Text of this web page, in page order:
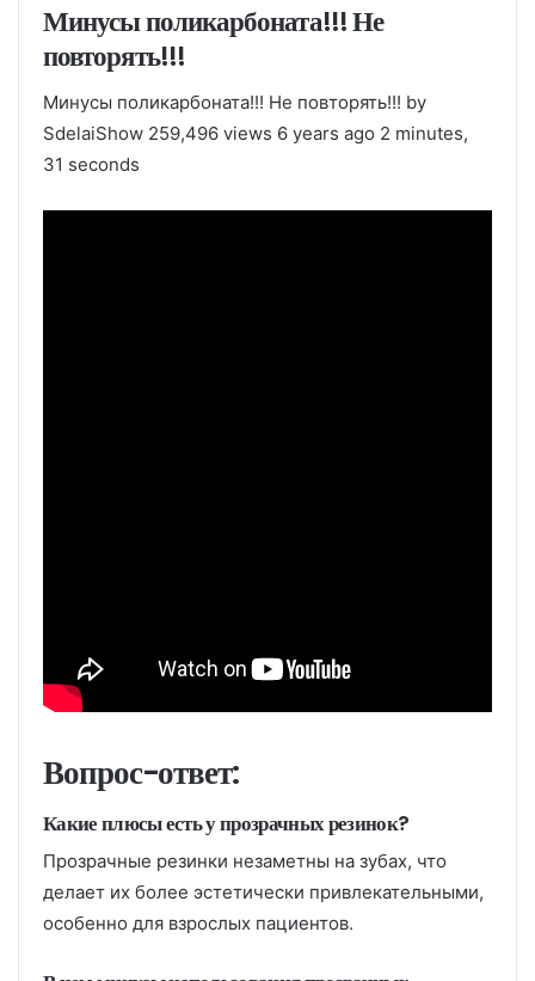
Минусы поликарбоната!!! Не
повторять!!!
Минусы поликарбоната!!! Не повторять!!! by
SdelaiShow 259,496 views 6 years ago 2 minutes,
31 seconds
Вопрос-ответ:
Какие плюсы есть у прозрачных резинок?
Прозрачные резинки незаметны на зубах, что
делает их более эстетически привлекательными,
особенно для взрослых пациентов.